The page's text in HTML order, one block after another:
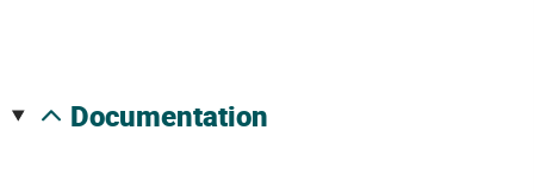
documentation